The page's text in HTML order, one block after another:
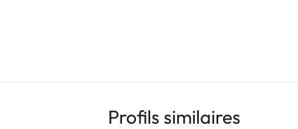
Profils similaires